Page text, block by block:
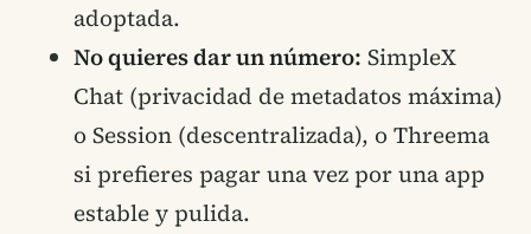
adoptada.
No quieres dar un número: SimpleX
Chat (privacidad de metadatos máxima)
o Session (descentralizada), o Threema
si prefieres pagar una vez por una app
estable y pulida.